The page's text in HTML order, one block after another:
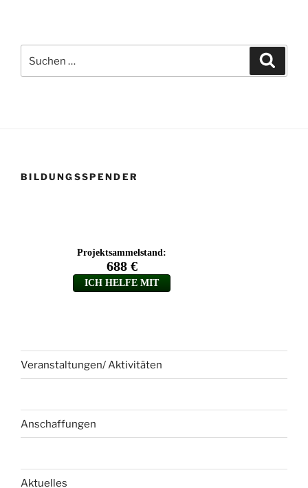
nach:
BILDUNGSSPENDER
Veranstaltungen/ Aktivitäten
Anschaffungen
Aktuelles